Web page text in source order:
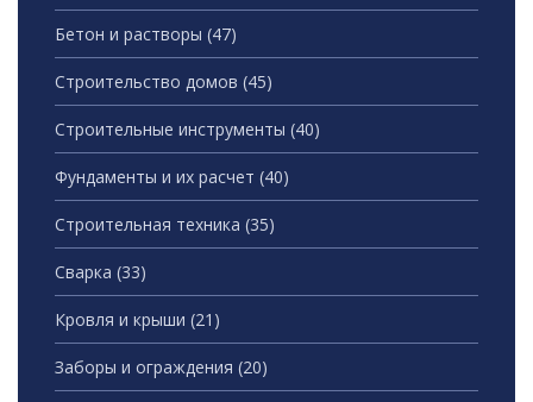
Бетон и растворы (47)
Строительство домов (45)
Строительные инструменты (40)
Фундаменты и их расчет (40)
Строительная техника (35)
Сварка (33)
Кровля и крыши (21)
Заборы и ограждения (20)